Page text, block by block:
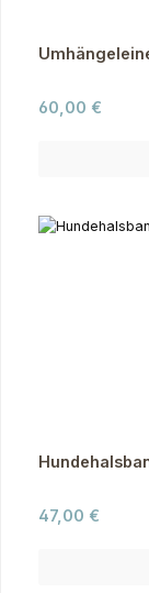
Regulärer Preis:
60,00 €
Regulärer Preis:
47,00 €